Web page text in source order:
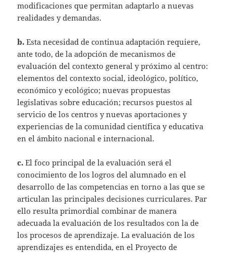
modificaciones que permitan adaptarlo a nuevas
realidades y demandas.
b.Esta necesidad de continua adaptación requiere,
ante todo, de la adopción de mecanismos de
evaluación del contexto general y próximo al centro:
elementos del contexto social, ideológico, político,
económico y ecológico; nuevas propuestas
legislativas sobre educación; recursos puestos al
servicio de los centros y nuevas aportaciones y
experiencias de la comunidad científica y educativa
en el ámbito nacional e internacional.
c.El foco principal de la evaluación será el
conocimiento de los logros del alumnado en el
desarrollo de las competencias en torno a las que se
articulan las principales decisiones curriculares. Par
ello resulta primordial combinar de manera
adecuada la evaluación de los resultados con la de
los procesos de aprendizaje. La evaluación de los
aprendizajes es entendida, en el Proyecto de